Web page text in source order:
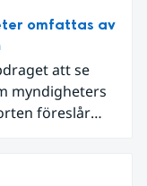
omfattas av
att se
myndigheters
föreslår